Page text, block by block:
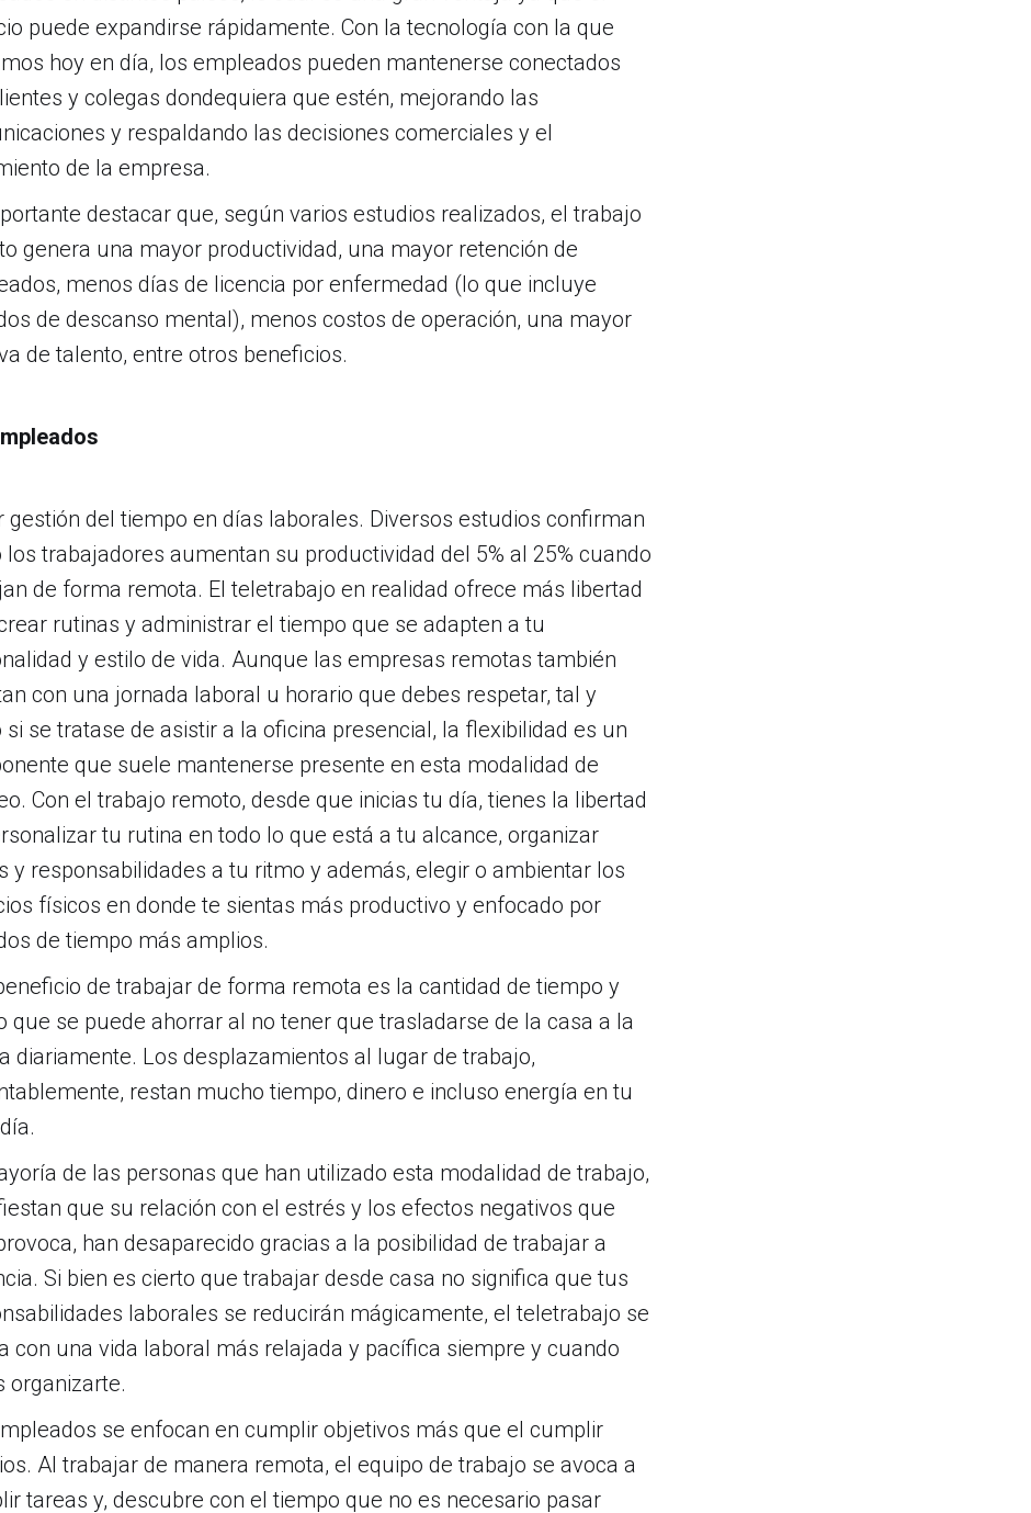
puede expandirse rápidamente. Con la tecnología con la que
hoy en día, los empleados pueden mantenerse conectados
y colegas dondequiera que estén, mejorando las
y respaldando las decisiones comerciales y el
de la empresa.
destacar que, según varios estudios realizados, el trabajo
genera una mayor productividad, una mayor retención de
menos días de licencia por enfermedad (lo que incluye
de descanso mental), menos costos de operación, una mayor
de talento, entre otros beneficios.
gestión del tiempo en días laborales. Diversos estudios confirman
los trabajadores aumentan su productividad del 5% al ​​25% cuando
de forma remota. El teletrabajo en realidad ofrece más libertad
rutinas y administrar el tiempo que se adapten a tu
y estilo de vida. Aunque las empresas remotas también
con una jornada laboral u horario que debes respetar, tal y
si se tratase de asistir a la oficina presencial, la flexibilidad es un
que suele mantenerse presente en esta modalidad de
Con el trabajo remoto, desde que inicias tu día, tienes la libertad
tu rutina en todo lo que está a tu alcance, organizar
y responsabilidades a tu ritmo y además, elegir o ambientar los
físicos en donde te sientas más productivo y enfocado por
de tiempo más amplios.
de trabajar de forma remota es la cantidad de tiempo y
que se puede ahorrar al no tener que trasladarse de la casa a la
diariamente. Los desplazamientos al lugar de trabajo,
restan mucho tiempo, dinero e incluso energía en tu
de las personas que han utilizado esta modalidad de trabajo,
que su relación con el estrés y los efectos negativos que
han desaparecido gracias a la posibilidad de trabajar a
Si bien es cierto que trabajar desde casa no significa que tus
laborales se reducirán mágicamente, el teletrabajo se
con una vida laboral más relajada y pacífica siempre y cuando
organizarte.
se enfocan en cumplir objetivos más que el cumplir
Al trabajar de manera remota, el equipo de trabajo se avoca a
tareas y, descubre con el tiempo que no es necesario pasar